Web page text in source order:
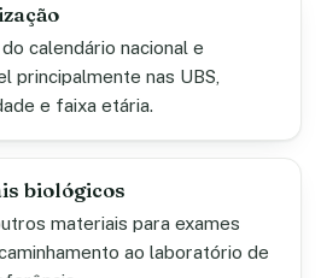
calendário nacional e
principalmente nas UBS,
e faixa etária.
biológicos
materiais para exames
ao laboratório de